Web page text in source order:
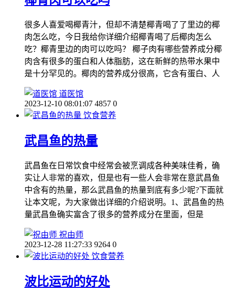
很多人喜爱喝椰青汁，但却不清楚椰青喝了了里边的椰
肉怎么吃，今日我给你详细介绍椰青喝了后椰肉怎么
吃？椰青里边的肉可以吃吗？ 椰子肉有哪些营养成分椰
肉含有很多的蛋白和人体脂肪，这在新鲜的热带水果中
是十分罕见的。椰肉的营养成分很高，它含有蛋白、人
道医馆
2023-12-10 08:01:07 4857 0
饮食营养
武昌鱼的热量
武昌鱼在日常饮食中经常会被烹调成各种美味佳肴，确
实让人非常的喜欢，但是也有一些人会非常在意武昌鱼
中含有的热量，那么武昌鱼的热量到底有多少呢?下面就
让本文呢，为大家做出详细的介绍说明。1、武昌鱼的热
量武昌鱼确实富含了很多的营养成分在里面，但是
祝由师
2023-12-28 11:27:33 9264 0
饮食营养
波比运动的好处